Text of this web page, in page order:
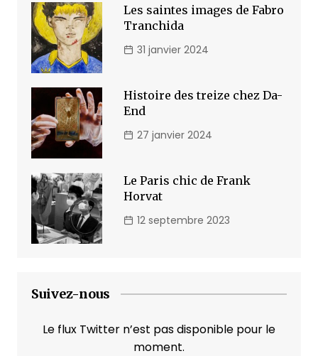
Les saintes images de Fabro
Tranchida
31 janvier 2024
Histoire des treize chez Da-
End
27 janvier 2024
Le Paris chic de Frank
Horvat
12 septembre 2023
Suivez-nous
Le flux Twitter n’est pas disponible pour le
moment.